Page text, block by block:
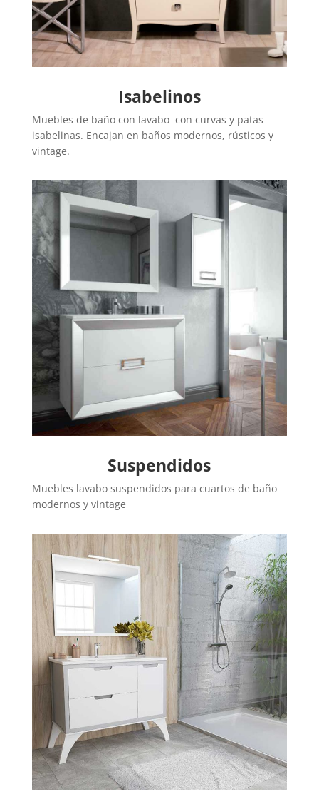
Isabelinos
Muebles de baño con lavabo con curvas y patas
isabelinas. Encajan en baños modernos, rústicos y
vintage.
Suspendidos
Muebles lavabo suspendidos para cuartos de baño
modernos y vintage